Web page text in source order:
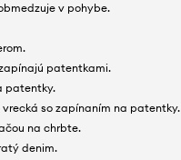
v pohybe.
patentkami.
patentky.
vrecká so zapínaním na patentky.
na chrbte.
denim.